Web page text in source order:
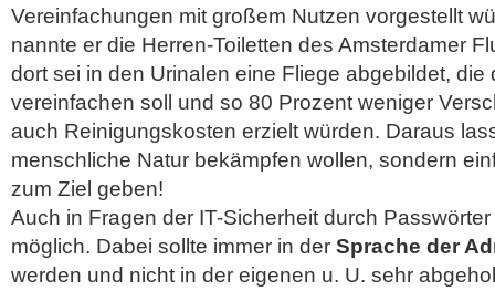
Vereinfachungen mit großem Nutzen vorgestellt
nannte er die Herren-Toiletten des Amsterdamer
dort sei in den Urinalen eine Fliege abgebildet, die
vereinfachen soll und so 80 Prozent weniger
auch Reinigungskosten erzielt würden. Daraus
menschliche Natur bekämpfen wollen, sondern
zum Ziel geben!
Auch in Fragen der IT-Sicherheit durch
möglich. Dabei sollte immer in der Sprache der
werden und nicht in der eigenen u. U. sehr